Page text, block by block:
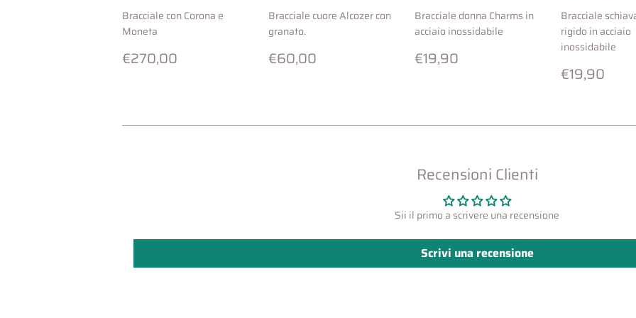
Bracciale con Corona e
Moneta
Prezzo
€270,00
Bracciale cuore Alcozer con
granato.
Prezzo
€60,00
Bracciale donna Charms in
acciaio inossidabile
Prezzo
€19,90
Bracciale
rigido in acciaio
inossidabile
Prezzo
€19,90
Recensioni Clienti
Sii il primo a scrivere una recensione
Scrivi una recensione